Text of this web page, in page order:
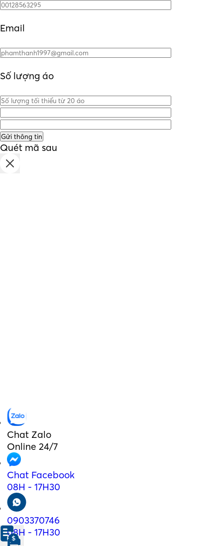
Email
Số lượng áo
Quét mã sau
Chat Zalo
Online 24/7
Chat Facebook
08H - 17H30
0903370746
08H - 17H30